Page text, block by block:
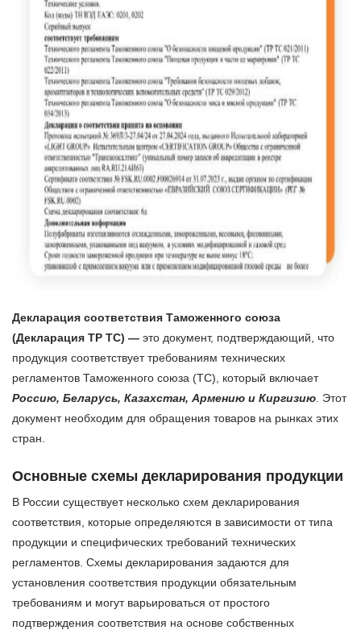
Декларация соответствия Таможенного союза
(Декларация ТР ТС) — это документ, подтверждающий, что
продукция соответствует требованиям технических
регламентов Таможенного союза (ТС), который включает
Россию, Беларусь, Казахстан, Армению и Киргизию . Этот
документ необходим для обращения товаров на рынках этих
стран.
Основные схемы декларирования продукции
В России существует несколько схем декларирования
соответствия, которые определяются в зависимости от типа
продукции и специфических требований технических
регламентов. Схемы декларирования задаются для
установления соответствия продукции обязательным
требованиям и могут варьироваться от простого
подтверждения соответствия на основе собственных